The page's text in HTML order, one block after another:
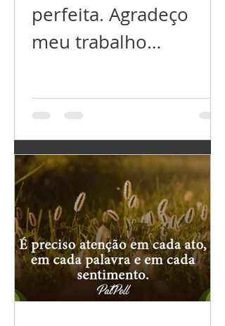
perfeita. Agradeço
meu trabalho
meu relacionamento
perfeito. Agradeço por
ter tudo que preciso,
e...